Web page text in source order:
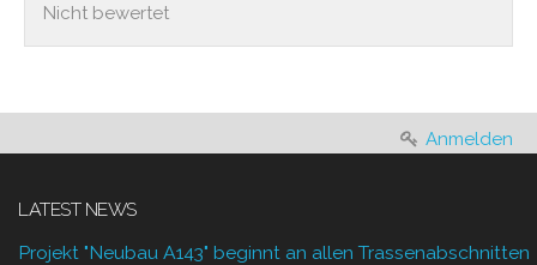
Nicht bewertet
Anmelden
LATEST NEWS
Projekt "Neubau A143" beginnt an allen Trassenabschnitten